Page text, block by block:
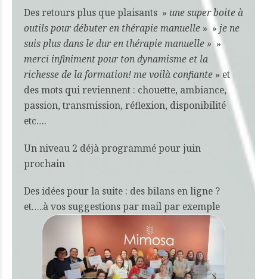
Des retours plus que plaisants » une super boite à
outils pour débuter en thérapie manuelle » »je ne
suis plus dans le dur en thérapie manuelle »»
merci infiniment pour ton dynamisme et la
richesse de la formation! me voilà confiante » et
des mots qui reviennent : chouette, ambiance,
passion, transmission, réflexion, disponibilité
etc….
Un niveau 2 déjà programmé pour juin
prochain
Des idées pour la suite : des bilans en ligne ?
et…..à vos suggestions par mail par exemple